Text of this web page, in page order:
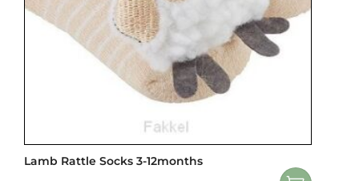
Lamb Rattle Socks 3-12months